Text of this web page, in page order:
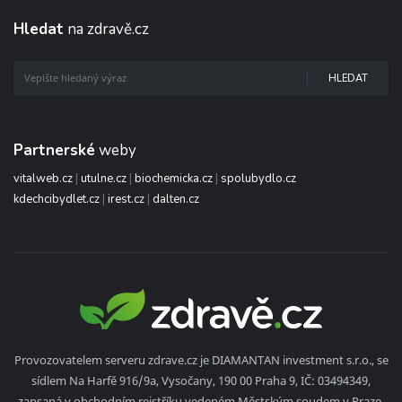
Hledat na zdravě.cz
HLEDAT
Partnerské weby
vitalweb.cz | utulne.cz | biochemicka.cz | spolubydlo.cz
kdechcibydlet.cz | irest.cz | dalten.cz
Provozovatelem serveru zdrave.cz je DIAMANTAN investment s.r.o., se
sídlem Na Harfě 916/9a, Vysočany, 190 00 Praha 9, IČ: 03494349,